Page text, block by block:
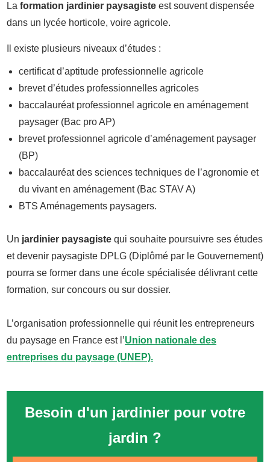
La formation jardinier paysagiste est souvent dispensée
dans un lycée horticole, voire agricole.
Il existe plusieurs niveaux d’études :
certificat d’aptitude professionnelle agricole
brevet d’études professionnelles agricoles
baccalauréat professionnel agricole en aménagement
paysager (Bac pro AP)
brevet professionnel agricole d’aménagement paysager
(BP)
baccalauréat des sciences techniques de l’agronomie et
du vivant en aménagement (Bac STAV A)
BTS Aménagements paysagers.
Un jardinier paysagiste qui souhaite poursuivre ses études
et devenir paysagiste DPLG (Diplômé par le Gouvernement)
pourra se former dans une école spécialisée délivrant cette
formation, sur concours ou sur dossier.
L’organisation professionnelle qui réunit les entrepreneurs
du paysage en France est l’Union nationale des
entreprises du paysage (UNEP).
Besoin d'un jardinier pour votre
jardin ?